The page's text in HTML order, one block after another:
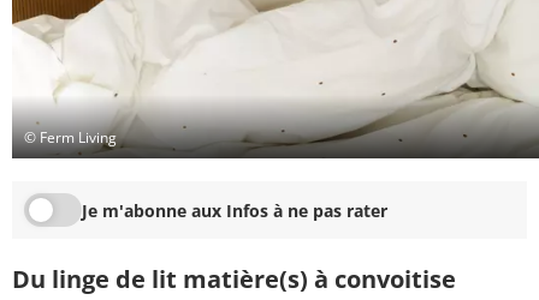
© Ferm Living
Je m'abonne aux Infos à ne pas rater
Du linge de lit matière(s) à convoitise